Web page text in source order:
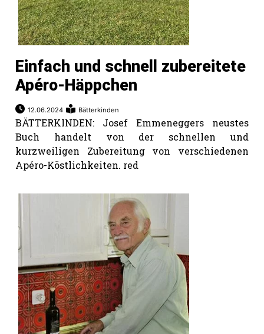
Einfach und schnell zubereitete
Apéro-Häppchen
12.06.2024 Bätterkinden
BÄTTERKINDEN: Josef Emmeneggers neustes
Buch handelt von der schnellen und
kurzweiligen Zubereitung von verschiedenen
Apéro-Köstlichkeiten. red